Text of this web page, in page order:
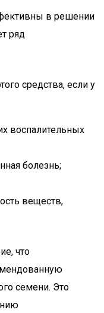
в решении
ряд
средства, если у
воспалительных
болезнь;
веществ,
что
семени. Это